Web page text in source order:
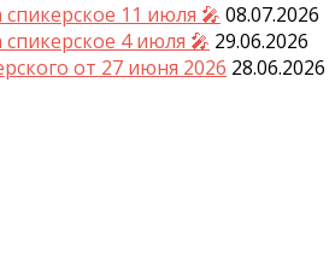
11 июля 🎤 08.07.2026
4 июля 🎤 29.06.2026
от 27 июня 2026 28.06.2026